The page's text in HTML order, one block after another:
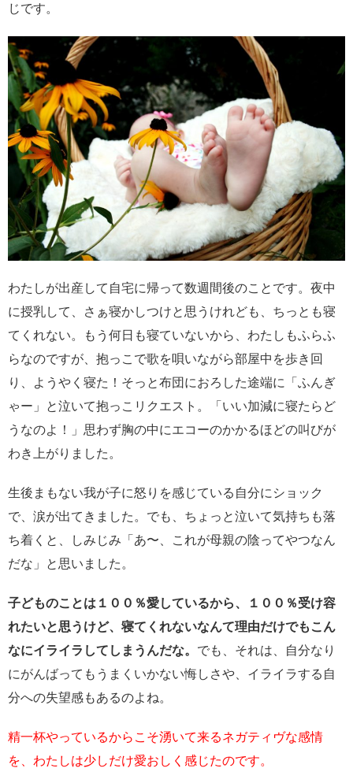
じです。
わたしが出産して自宅に帰って数週間後のことです。夜中
に授乳して、さぁ寝かしつけと思うけれども、ちっとも寝
てくれない。もう何日も寝ていないから、わたしもふらふ
らなのですが、抱っこで歌を唄いながら部屋中を歩き回
り、ようやく寝た！そっと布団におろした途端に「ふんぎ
ゃー」と泣いて抱っこリクエスト。「いい加減に寝たらど
うなのよ！」思わず胸の中にエコーのかかるほどの叫びが
わき上がりました。
生後まもない我が子に怒りを感じている自分にショック
で、涙が出てきました。でも、ちょっと泣いて気持ちも落
ち着くと、しみじみ「あ〜、これが母親の陰ってやつなん
だな」と思いました。
子どものことは１００％愛しているから、１００％受け容
れたいと思うけど、寝てくれないなんて理由だけでもこん
なにイライラしてしまうんだな。 でも、それは、自分なり
にがんばってもうまくいかない悔しさや、イライラする自
分への失望感もあるのよね。
精一杯やっているからこそ湧いて来るネガティヴな感情
を、わたしは少しだけ愛おしく感じたのです。